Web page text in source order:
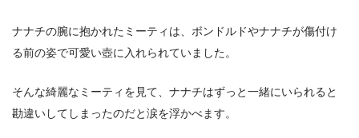
ナナチの腕に抱かれたミーティは、ボンドルドやナナチが傷付け
る前の姿で可愛い壺に入れられていました。
そんな綺麗なミーティを見て、ナナチはずっと一緒にいられると
勘違いしてしまったのだと涙を浮かべます。